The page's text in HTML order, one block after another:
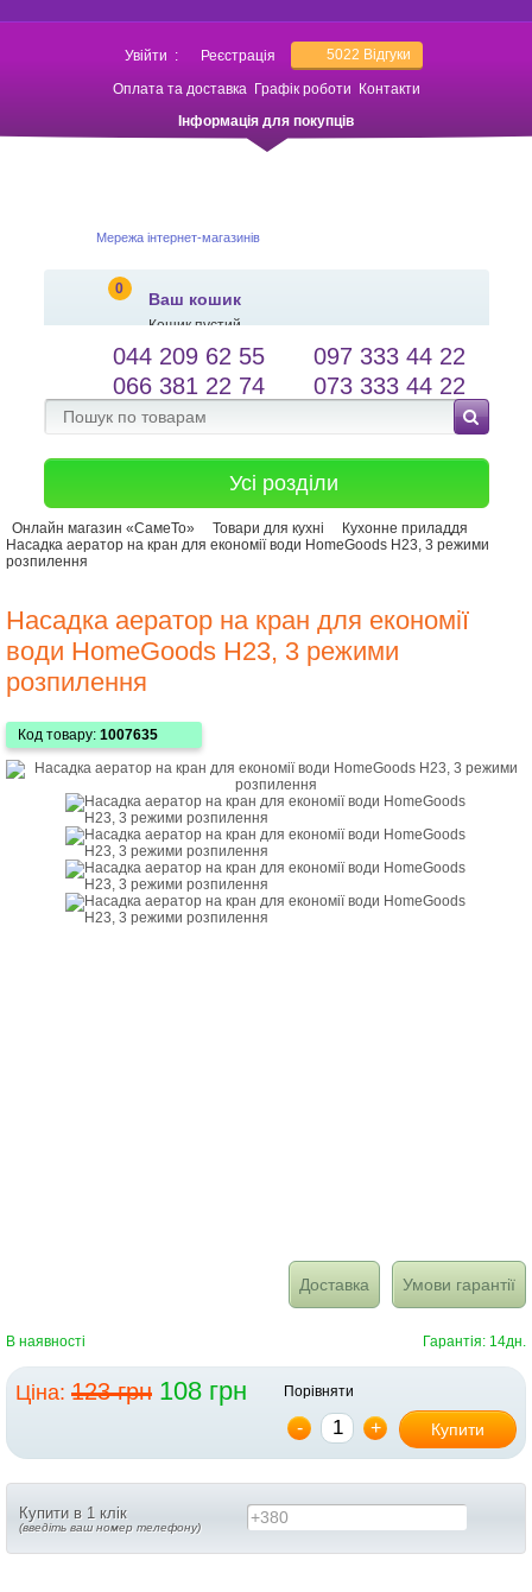
Увійти : Реєстрація 5022 Відгуки
Оплата та доставка Графік роботи
Контакти
Інформація для покупців
Мережа інтернет-магазинів
0
Ваш кошик
Кошик пустий
salessameto@gmail.com
Зворотній зв'язок
Мова сайту
044 209 62 55
097 333 44 22
066 381 22 74
073 333 44 22
Усі розділи
Онлайн магазин «СамеТо» Товари для кухні
Кухонне приладдя
Насадка аератор на кран для економії води HomeGoods H23, 3 режими
розпилення
Насадка аератор на кран для економії
води HomeGoods H23, 3 режими
розпилення
Код товару: 1007635
Доставка Умови гарантії
В наявності Гарантія: 14дн.
Ціна: 123 грн 108 грн Порівняти
- + Купити
Купити в 1 клік
(введіть ваш номер телефону) +380